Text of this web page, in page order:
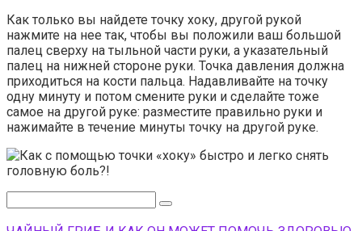
Как только вы найдете точку хоку, другой рукой
нажмите на нее так, чтобы вы положили ваш большой
палец сверху на тыльной части руки, а указательный
палец на нижней стороне руки. Точка давления должна
приходиться на кости пальца. Надавливайте на точку
одну минуту и потом смените руки и сделайте тоже
самое на другой руке: разместите правильно руки и
нажимайте в течение минуты точку на другой руке.